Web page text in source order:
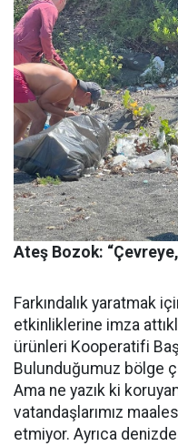
Ateş Bozok:
Farkındalık yaratmak
etkinliklerine imza
ürünleri Kooperatifi
Bulunduğumuz bölge
Ama ne yazık ki
vatandaşlarımız
etmiyor. Ayrıca